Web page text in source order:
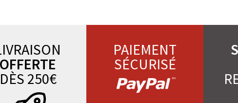
OFFERTE
DÈS 250€
PAIEMENT
SÉCURISÉ